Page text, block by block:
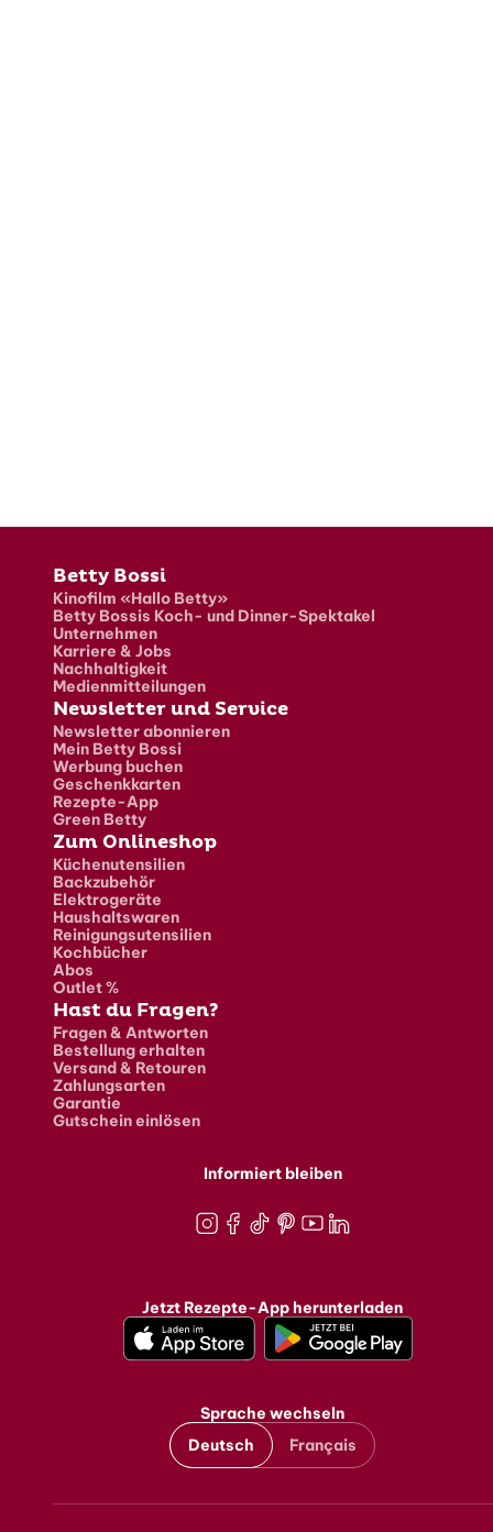
Fusszeile
Betty Bossi
Kinofilm «Hallo Betty»
Betty Bossis Koch- und Dinner-Spektakel
Unternehmen
Karriere & Jobs
Nachhaltigkeit
Medienmitteilungen
Newsletter und Service
Newsletter abonnieren
Mein Betty Bossi
Werbung buchen
Geschenkkarten
Rezepte-App
Green Betty
Zum Onlineshop
Küchenutensilien
Backzubehör
Elektrogeräte
Haushaltswaren
Reinigungsutensilien
Kochbücher
Abos
Outlet %
Hast du Fragen?
Fragen & Antworten
Bestellung erhalten
Versand & Retouren
Zahlungsarten
Garantie
Gutschein einlösen
Informiert bleiben
Jetzt Rezepte-App herunterladen
Sprache wechseln
Deutsch
Français